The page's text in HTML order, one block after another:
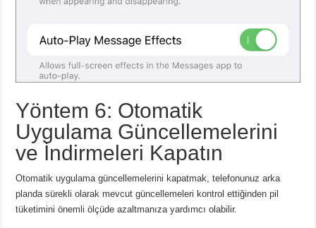
Yöntem 6: Otomatik
Uygulama Güncellemelerini
ve İndirmeleri Kapatın
Otomatik uygulama güncellemelerini kapatmak, telefonunuz arka
planda sürekli olarak mevcut güncellemeleri kontrol ettiğinden pil
tüketimini önemli ölçüde azaltmanıza yardımcı olabilir.